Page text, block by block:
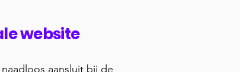
website
aansluit bij de